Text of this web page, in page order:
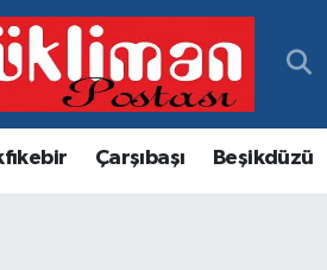
Çarşıbaşı Beşikdüzü
Durumu
Yoğunluk Haritası